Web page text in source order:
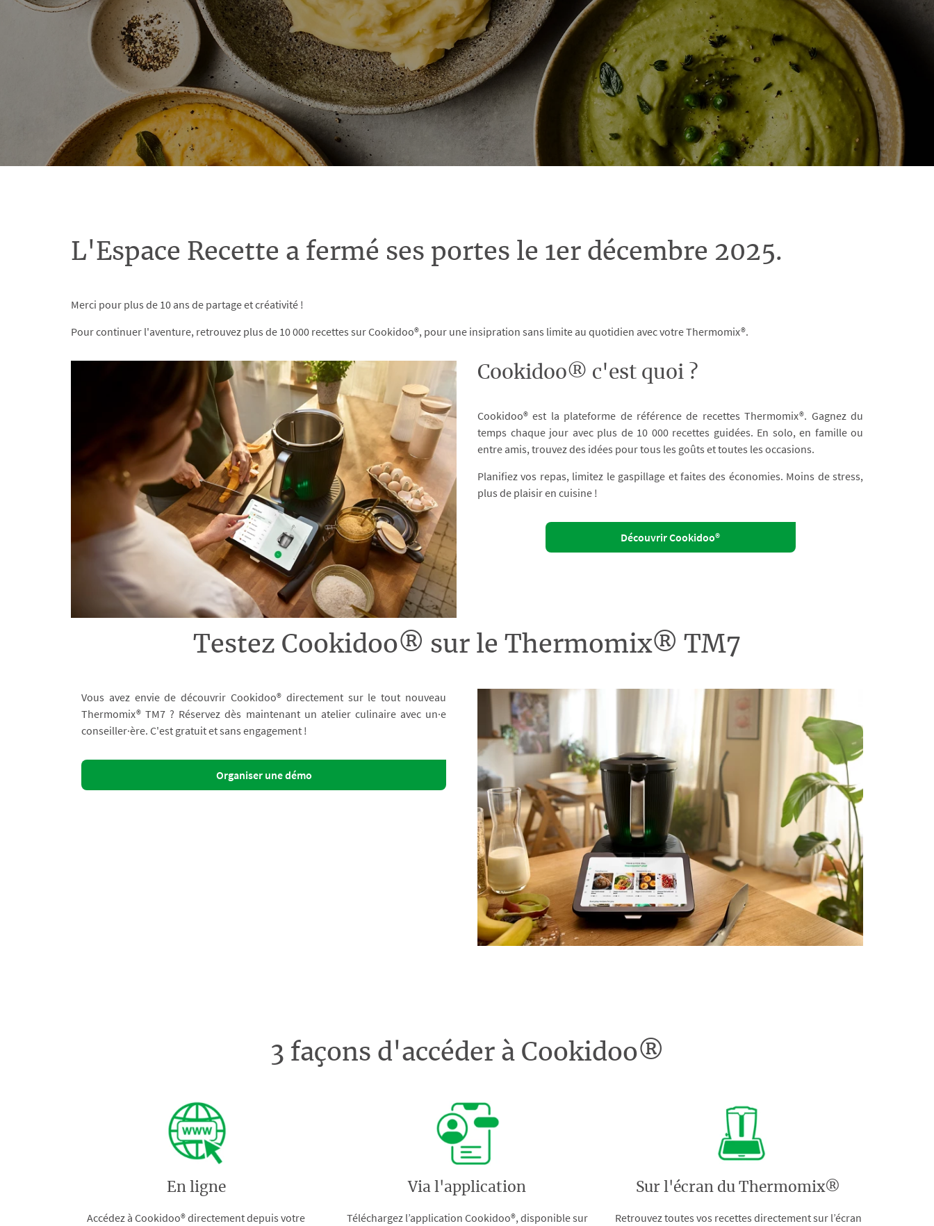
L'Espace Recette a fermé ses portes le 1er décembre 2025.
Merci pour plus de 10 ans de partage et créativité !
Pour continuer l'aventure, retrouvez plus de 10 000 recettes sur Cookidoo®, pour une insipration sans limite au quotidien avec votre Thermomix®.
Cookidoo® c'est quoi ?
Cookidoo® est la plateforme de référence de recettes Thermomix®. Gagnez du
temps chaque jour avec plus de 10 000 recettes guidées. En solo, en famille ou
entre amis, trouvez des idées pour tous les goûts et toutes les occasions.
Planifiez vos repas, limitez le gaspillage et faites des économies. Moins de stress,
plus de plaisir en cuisine !
Découvrir Cookidoo®
Testez Cookidoo® sur le Thermomix® TM7
Vous avez envie de découvrir Cookidoo® directement sur le tout nouveau
Thermomix® TM7 ? Réservez dès maintenant un atelier culinaire avec un·e
conseiller·ère. C'est gratuit et sans engagement !
Organiser une démo
3 façons d'accéder à Cookidoo®
En ligne
Accédez à Cookidoo® directement depuis votre
Via l'application
Téléchargez l’application Cookidoo®, disponible sur
Sur l'écran du Thermomix®
Retrouvez toutes vos recettes directement sur l’écran